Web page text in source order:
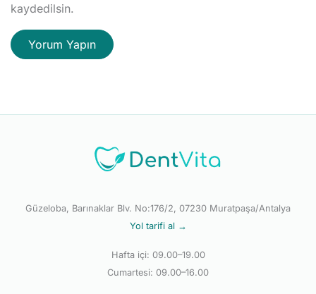
kaydedilsin.
Güzeloba, Barınaklar Blv. No:176/2, 07230 Muratpaşa/Antalya
Yol tarifi al →
Hafta içi: 09.00–19.00
Cumartesi: 09.00–16.00